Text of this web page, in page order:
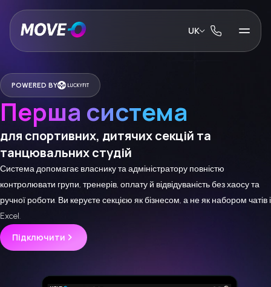
UK
Тарифи
Документація
POWERED BY
Перша система
для спортивних, дитячих секцій та
танцювальних студій
Система допомагає власнику та адміністратору повністю
контролювати групи, тренерів, оплату й відвідуваність без хаосу та
ручної роботи. Ви керуєте секцією як бізнесом, а не як набором чатів і
Excel.
Підключити